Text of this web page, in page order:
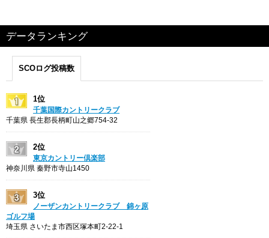
データランキング
SCOログ投稿数
1位
千葉国際カントリークラブ
千葉県 長生郡長柄町山之郷754-32
2位
東京カントリー倶楽部
神奈川県 秦野市寺山1450
3位
ノーザンカントリークラブ 錦ヶ原
ゴルフ場
埼玉県 さいたま市西区塚本町2-22-1